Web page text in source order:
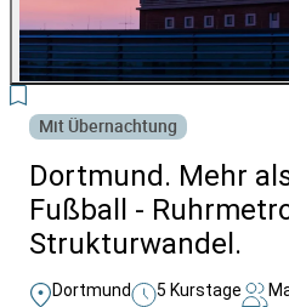
Mit Übernachtung
Dortmund. Mehr
Fußball -
Strukturwandel.
Dortmund 5 Kurstage